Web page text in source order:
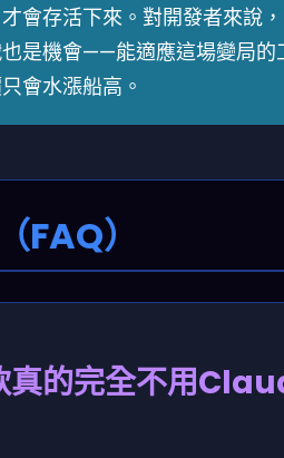
會存活下來。對開發者來說，
是機會——能適應這場變局的
會水漲船高。
FAQ）
真的完全不用